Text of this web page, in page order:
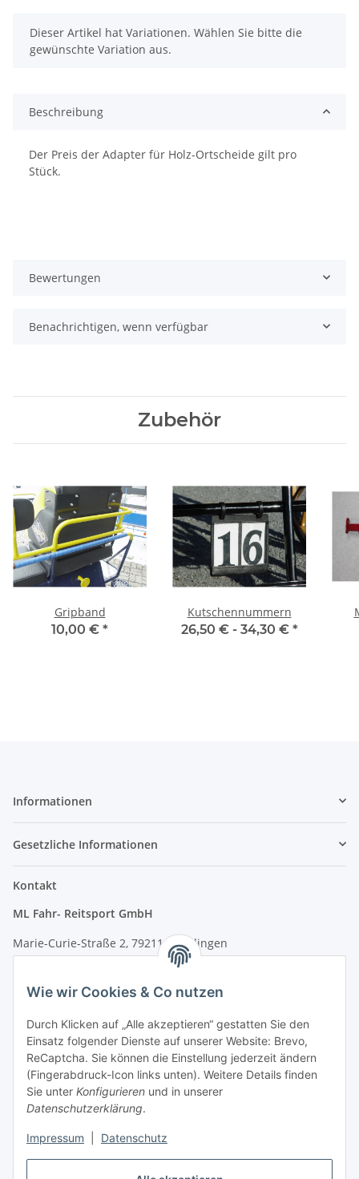
Wie wir Cookies & Co nutzen
Durch Klicken auf „Alle akzeptieren“ gestatten Sie den
Einsatz folgender Dienste auf unserer Website: Brevo,
ReCaptcha. Sie können die Einstellung jederzeit ändern
(Fingerabdruck-Icon links unten). Weitere Details finden
Sie unter Konfigurieren und in unserer
Datenschutzerklärung.
Impressum Datenschutz
x
Dieser Artikel hat Variationen. Wählen Sie bitte die
gewünschte Variation aus.
Beschreibung
Der Preis der Adapter für Holz-Ortscheide gilt pro
Stück.
Bewertungen
Benachrichtigen, wenn verfügbar
Zubehör
Gripband
10,00 € *
Kutschennummern
26,50 € - 34,30 € *
Informationen
Gesetzliche Informationen
Kontakt
ML Fahr- Reitsport GmbH
Marie-Curie-Straße 2, 79211 Denzlingen
Tel.: 07666/9378060 (Mo-Fr 9-16 Uhr)
info@fahr-reitsport.de
Nach Terminvereinbarung können Sie gerne bei uns im Lager
vorbeikommen
Zahlungsarten